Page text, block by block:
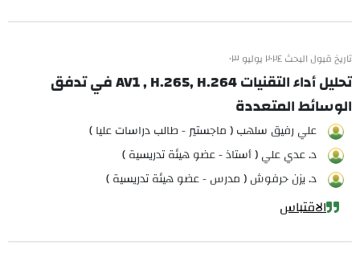
تاريخ قبول البحث ٢٠٢٤ يوليو ٠٣
تحليل أداء التقنيات AV1 , H.265, H.264 في تدفق
الوسائط المتعددة
علي رفيق سلهب ( ماجستير - طالب دراسات عليا )
د. عدي علي ( أستاذ - عضو هيئة تدريسية )
د. يزن حرفوش ( مدرس - عضو هيئة تدريسية )
الاقتباس